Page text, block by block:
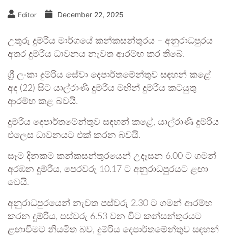
Editor December 22, 2025
උතුරු දුම්රිය මාර්ගයේ කන්කසන්තුරය – අනුරාධපුරය
අතර දුම්රිය ධාවනය නැවත ආරම්භ කර තිබේ.
ශ්‍රී ලංකා දුම්රිය සේවා දෙපාර්තමේන්තුව සඳහන් කළේ
අද (22) සිට යාල්රාණි දුම්රිය මඟින් දුම්රිය කටයුතු
ආරම්භ කළ බවයි.
දුම්රිය දෙපාර්තමේන්තුව සඳහන් කළේ, යාල්රාණී දුම්රිය
එලෙස ධාවනයට එක් කරන බවයි.
සෑම දිනකම කන්කසන්තුරයෙන් උදෑසන 6.00 ට ගමන්
අරඹන දුම්රිය, පෙරවරු 10.17 ට අනුරාධපුරයට ළඟා
වෙයි.
අනුරාධපුරයෙන් නැවත පස්වරු 2.30 ට ගමන් ආරම්භ
කරන දුම්රිය, පස්වරු 6.53 වන විට කන්සන්තුරයට
ළඟාවීමට නියමිත බව, දුම්රිය දෙපාර්තමේන්තුව සඳහන්